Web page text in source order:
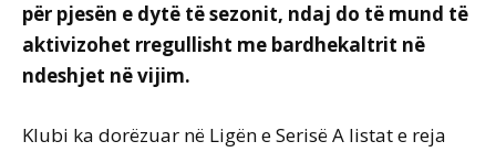
për pjesën e dytë të sezonit, ndaj do të mund të
aktivizohet rregullisht me bardhekaltrit në
ndeshjet në vijim.
Klubi ka dorëzuar në Ligën e Serisë A listat e reja